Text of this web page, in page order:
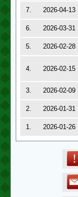
7.
2026-04-13
6.
2026-03-31
5.
2026-02-28
4. 2026-02-15
3. 2026-02-09
2.
2026-01-31
1.
2026-01-26